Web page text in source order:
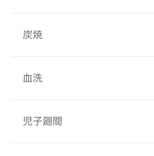
炭焼
血洗
児子廻間